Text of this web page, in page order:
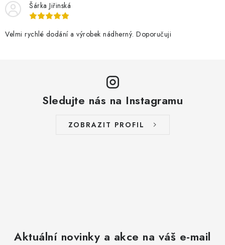
Šárka Jiřinská
Velmi rychlé dodání a výrobek nádherný. Doporučuji
Sledujte nás na Instagramu
ZOBRAZIT PROFIL
Aktuální novinky a akce na váš e-mail